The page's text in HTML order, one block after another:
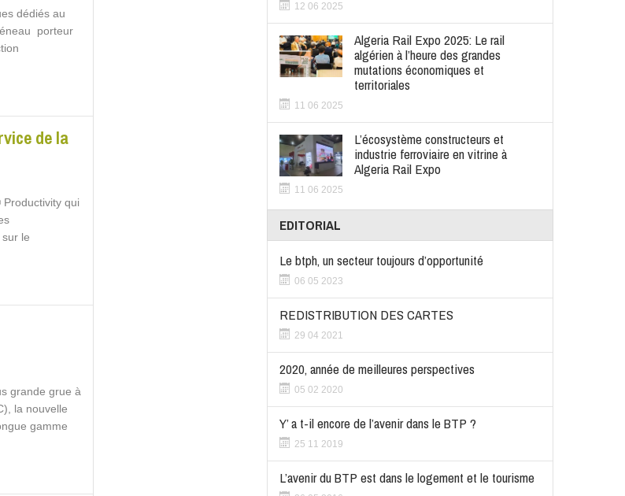
dédiés au
porteur
de la
qui
le
grande grue à
la nouvelle
gamme
12 06 2025
Algeria Rail Expo 2025: Le rail
algérien à l’heure des grandes
mutations économiques et
territoriales
11 06 2025
L’écosystème constructeurs et
industrie ferroviaire en vitrine à
Algeria Rail Expo
11 06 2025
EDITORIAL
Le btph, un secteur toujours d’opportunité
06 05 2023
REDISTRIBUTION DES CARTES
29 04 2021
2020, année de meilleures perspectives
05 02 2020
Y’ a t-il encore de l’avenir dans le BTP ?
25 11 2019
L’avenir du BTP est dans le logement et le tourisme